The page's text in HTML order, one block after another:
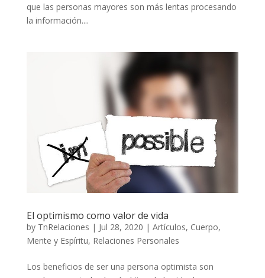
que las personas mayores son más lentas procesando
la información....
El optimismo como valor de vida
by TnRelaciones | Jul 28, 2020 | Artículos, Cuerpo,
Mente y Espíritu, Relaciones Personales
Los beneficios de ser una persona optimista son